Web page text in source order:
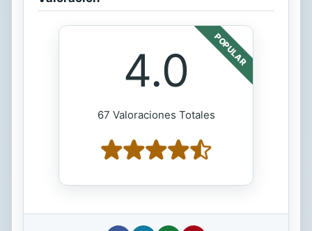
POPULAR
4.0
67 Valoraciones Totales